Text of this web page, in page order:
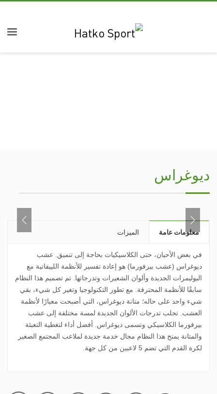
ديوغراس
معلومات عامة الميزات
في بعض الأحيان، حتى الكلاسيكيات بحاجة إلى تنميق. عشب
ديوغراس (عشب بيرفورما) هو إعادة تفسير للأنظمة اللييفاتية مع
البوليمرات الجديدة وألوان الشعيرات وتدرجاتها. تم تصميم هذا النظام
سابقًا للأنظمة المحترفة. مع تطور التكنولوجيا وتغير كل شيء، بقي
شيء واحد على حاله؛ متانة ديوغراس، التي أصبحت معيارًا لأنظمة
العشب. تجلب تدرجات الألوان الجديدة لمسة مختلفة إلى عشب
بيرفورما الكلاسيكي وتسمى ديوغراس . أفضل أداء لتغطية التعبئة
والمتانة يمنح هذا النظام مجال خدمة جديدة لملاعب المجتمع الصغير
لكرة القدم التي تضم 5 لاعبين من كل جهة.